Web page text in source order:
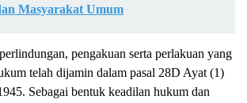
Masyarakat Umum
pengakuan serta perlakuan yang
telah dijamin dalam pasal 28D Ayat (1)
Sebagai bentuk keadilan hukum dan